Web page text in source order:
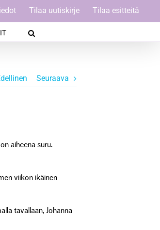
Tilaa uutiskirje Tilaa esitteitä
Seuraava
aiheena suru.
viikon ikäinen
tavallaan, Johanna